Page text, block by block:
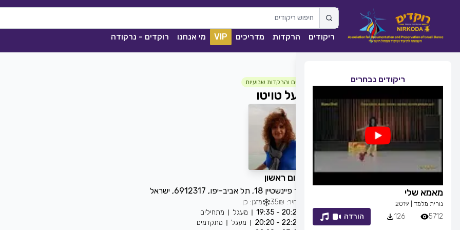
ריקודים הרקדות מדריכים VIP מי אנחנו רוקדים - נרקודה
ריקודים נבחרים
הורדה 7054
83 הורדה
ככה מיום ליום
חוגים והרקדות שבועיות
יעל טויטו
כל יום ראשון
מאיר פיינשטיין 18, תל אביב-יפו, 6912317, ישראל
מחיר: 35₪
מזגן: כן
20:20 - 19:35
מעגל
מתחילים
22:20 - 20:20
מעגל
מתקדמים